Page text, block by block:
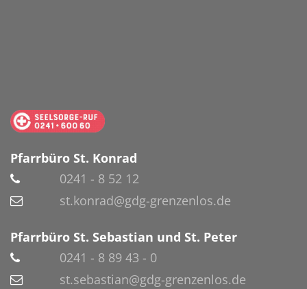
Pfarrbüro St. Konrad
0241 - 8 52 12
st.konrad@gdg-grenzenlos.de
Pfarrbüro St. Sebastian und St. Peter
0241 - 8 89 43 - 0
st.sebastian@gdg-grenzenlos.de